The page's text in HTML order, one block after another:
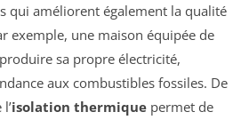
qui améliorent également la qualité
exemple, une maison équipée de
sa propre électricité,
aux combustibles fossiles. De
isolation thermique permet de